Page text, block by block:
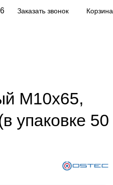
Заказать звонок Корзина
М10х65,
упаковке 50